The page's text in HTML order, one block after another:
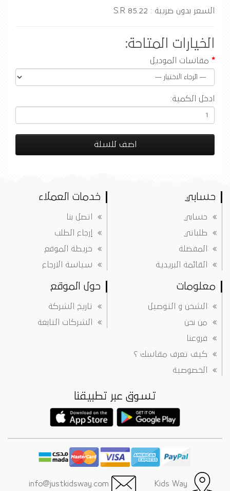
السعر بدون ضريبة : S.R 85.22
الخيارات المتاحة:
مقاسات الموديل
ادخل الكمية:
اضف للسلة
حسابي
حسابي
طلباتي
المفضلة
القائمة البريدية
خدمات العملاء
اتصل بنا
إرجاع الطلب
خريطة الموقع
سياسة الارجاع
معلومات
الشحن و التوصيل
من نحن
فروعنا
كيف تعرف مقاسك ؟
الخصوصية
حول الموقع
تاريخ الشركة
الشركات التابعة
تسوق عبر تطبيقنا